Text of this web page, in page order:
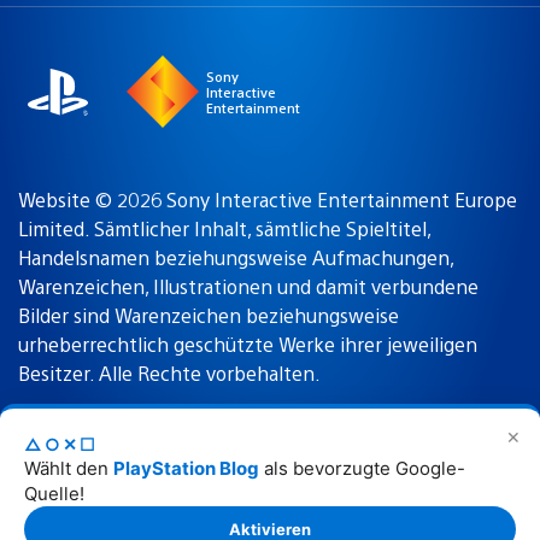
✕
△○✕☐
Wählt den PlayStation Blog als bevorzugte Google-
Quelle!
Aktivieren
Sony
Interactive
Entertainment
Website © 2026 Sony Interactive Entertainment Europe
Limited. Sämtlicher Inhalt, sämtliche Spieltitel,
Handelsnamen beziehungsweise Aufmachungen,
Warenzeichen, Illustrationen und damit verbundene
Bilder sind Warenzeichen beziehungsweise
urheberrechtlich geschützte Werke ihrer jeweiligen
Besitzer. Alle Rechte vorbehalten.
Nutzungsbedingungen Datenschutzrichtlinie
Rechtliche Hinweise